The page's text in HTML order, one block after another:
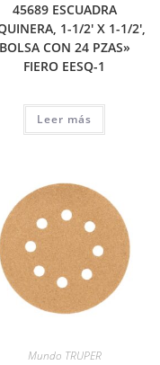
45689 ESCUADRA
1-1/2′ X 1-1/2′,
BOLSA CON 24 PZAS»
FIERO EESQ-1
Leer más
Mundo TRUPER